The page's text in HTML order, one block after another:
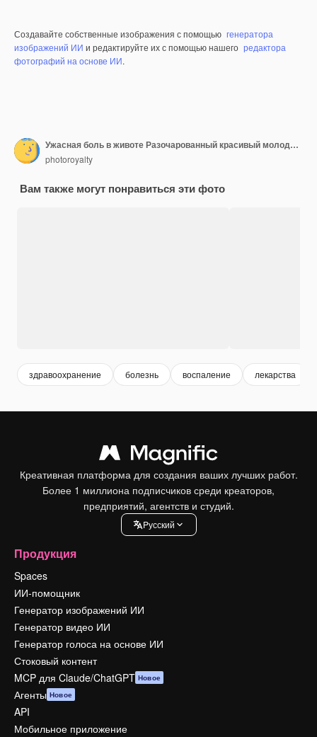
Создавайте собственные изображения с помощью генератора
изображений ИИ и редактируйте их с помощью нашего редактора
фотографий на основе ИИ.
Ужасная боль в животе Разочарованный красивый молодой человек обнимает свой живот и держит глаза закрытыми, лежа на диване дома
photoroyalty
Вам также могут понравиться эти фото
здравоохранение болезнь воспаление лекарства
Креативная платформа для создания ваших лучших работ.
Более 1 миллиона подписчиков среди креаторов,
предприятий, агентств и студий.
Pусский
Продукция
Spaces
ИИ-помощник
Генератор изображений ИИ
Генератор видео ИИ
Генератор голоса на основе ИИ
Стоковый контент
MCP для Claude/ChatGPT Новое
Агенты Новое
API
Мобильное приложение